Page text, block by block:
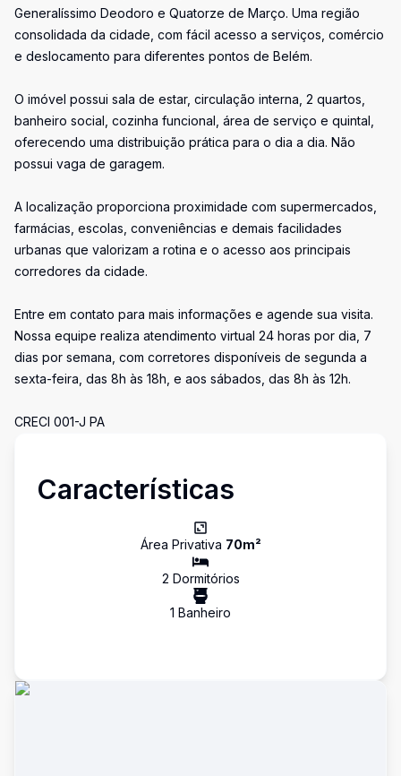
Generalíssimo Deodoro e Quatorze de Março. Uma região
consolidada da cidade, com fácil acesso a serviços, comércio
e deslocamento para diferentes pontos de Belém.
O imóvel possui sala de estar, circulação interna, 2 quartos,
banheiro social, cozinha funcional, área de serviço e quintal,
oferecendo uma distribuição prática para o dia a dia. Não
possui vaga de garagem.
A localização proporciona proximidade com supermercados,
farmácias, escolas, conveniências e demais facilidades
urbanas que valorizam a rotina e o acesso aos principais
corredores da cidade.
Entre em contato para mais informações e agende sua visita.
Nossa equipe realiza atendimento virtual 24 horas por dia, 7
dias por semana, com corretores disponíveis de segunda a
sexta-feira, das 8h às 18h, e aos sábados, das 8h às 12h.
CRECI 001-J PA
Características
Área Privativa 70m²
2 Dormitórios
1 Banheiro